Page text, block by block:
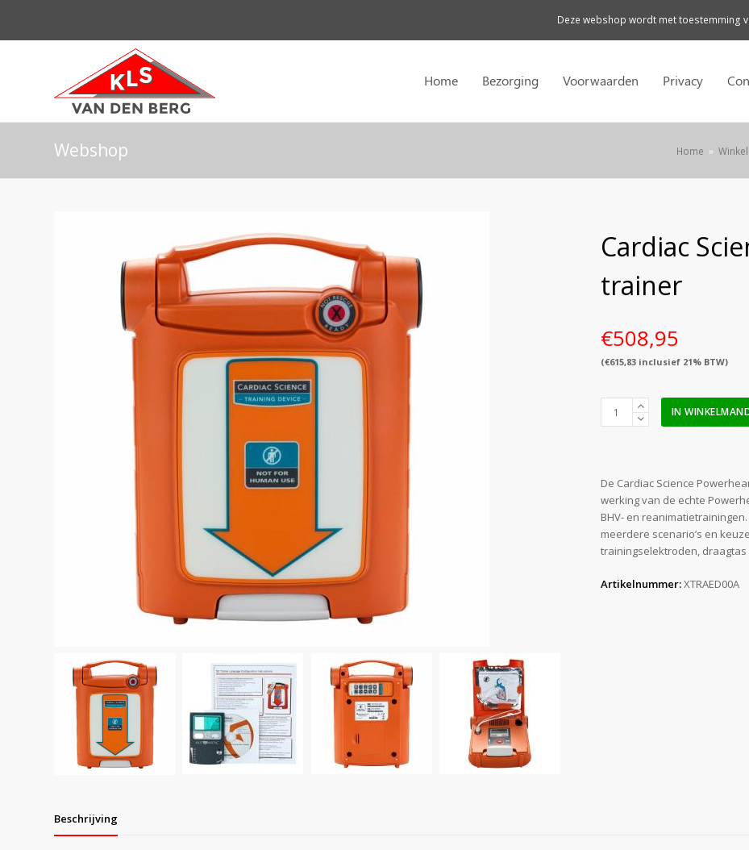
Deze webshop wordt met toestemming
Home Bezorging Voorwaarden Privacy
Webshop Home » Winkel
Cardiac
trainer
€508,95
(€615,83inclusief 21% BTW)
aantal
IN
De Cardiac Science
werking van de echte
BHV- en
meerdere scenario’s en
trainingselektroden,
Artikelnummer:XTRAED00A
Beschrijving